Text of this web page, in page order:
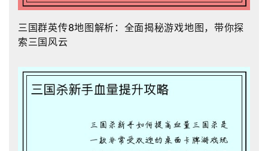
三国群英传8地图解析：全面揭秘游戏地图，带你探
索三国风云